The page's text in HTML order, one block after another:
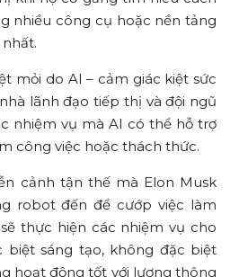
nhiều công cụ hoặc nền tảng
mỏi do AI – cảm giác kiệt sức
lãnh đạo tiếp thị và đội ngũ
nhiệm vụ mà AI có thể hỗ trợ
công việc hoặc thách thức.
cảnh tận thế mà Elon Musk
robot đến để cướp việc làm
thực hiện các nhiệm vụ cho
biệt sáng tạo, không đặc biệt
hoạt động tốt với lượng thông